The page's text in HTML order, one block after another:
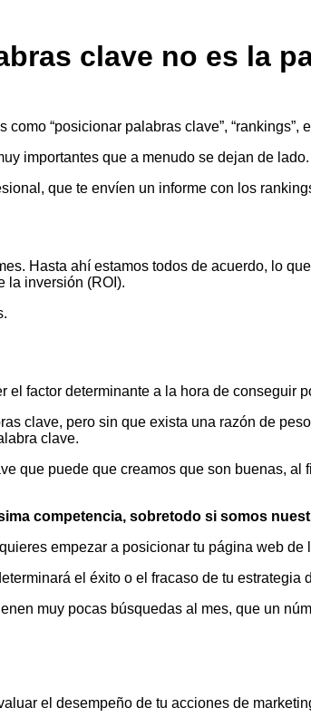
clave no es la
“posicionar palabras clave”, “rankings”,
importantes que a menudo se dejan de lado.
que te envíen un informe con los
Hasta ahí estamos todos de acuerdo, lo
la inversión (ROI).
factor determinante a la hora de conseguir
clave, pero sin que exista una razón de
clave.
que puede que creamos que son buenas,
competencia, sobretodo si somos
empezar a posicionar tu página web de
el éxito o el fracaso de tu estrategia
muy pocas búsquedas al mes, que un
el desempeño de tu acciones de